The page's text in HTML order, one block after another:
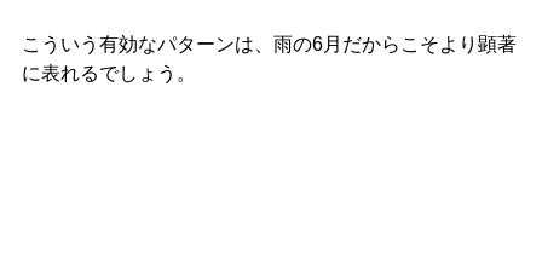
こういう有効なパターンは、雨の6月だからこそより顕著
に表れるでしょう。